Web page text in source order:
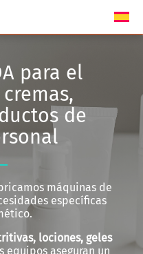
para el
de
máquinas de
específicas
lociones, geles
equipos aseguran un